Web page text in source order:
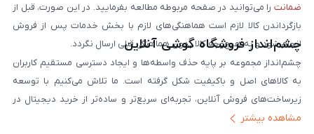
ضمانت را می‌توانید در صفحه مربوطه مطالعه بفرمایید. در این صورت، قبل از
بازگرداندن کالا لازم است هماهنگی‌های لازم با بخش خدمات پس از فروش
انجام شود و به هیچ‌وجه کالا بدون هماهنگی قبلی ارسال نگردد.
چشم‌انداز فروشگاه گوشی آنلاین
چشم‌انداز مجموعه بر پایه حذف واسطه‌ها و ایجاد دسترسی مستقیم کاربران
به کالاهای اصل و باکیفیت شکل گرفته است. ما تلاش می‌کنیم با توسعه
زیرساخت‌های فروش آنلاین، تجربه‌ای سریع‌تر و ساده‌تر از خرید دیجیتال در
ایران ارائه دهیم. تبدیل‌شدن به مرجعی قابل اعتماد برای خرید کالای دیجیتال،
مشاهده بیشتر